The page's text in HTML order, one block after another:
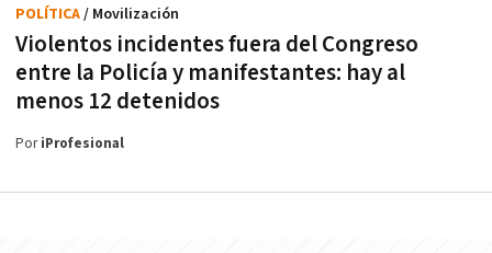
Violentos incidentes fuera del Congreso
entre la Policía y manifestantes: hay al
menos 12 detenidos
POLÍTICA/ Movilización
PoriProfesional